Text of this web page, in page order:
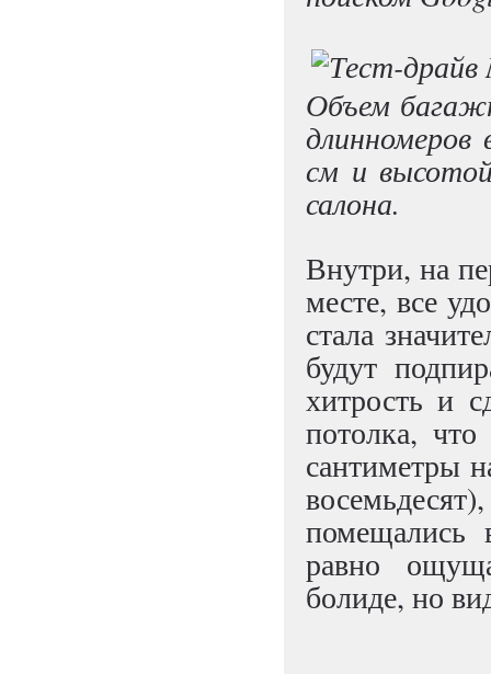
Объем
см и
салона.
Внутри, на
месте, все
стала
будут
хитрость и
потолка,
сантиметры
помещались
равно
болиде, но